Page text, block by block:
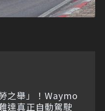
之舉」！Waymo
達真正自動駕駛